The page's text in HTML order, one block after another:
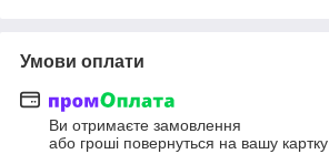
Умови оплати
Ви отримаєте замовлення
або гроші повернуться на вашу картку